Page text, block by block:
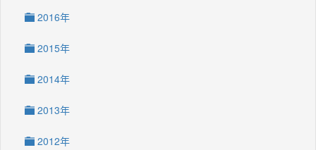
2016年
2015年
2014年
2013年
2012年